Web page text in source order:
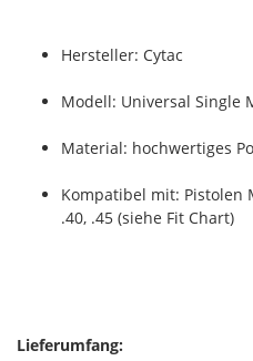
Hersteller: Cytac
Modell: Universal Single
Material: hochwertiges
Kompatibel mit: Pistolen
.40, .45 (siehe Fit Chart)
Lieferumfang: